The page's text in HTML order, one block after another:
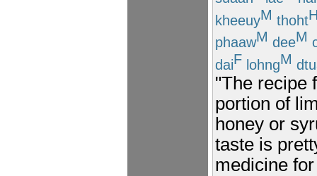
kheeuyM thoht
phaawM deeM
daiF lohngM
"The recipe
portion of
honey or
taste is
medicine